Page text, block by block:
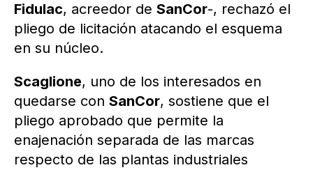
Fidulac, acreedor de SanCor-, rechazó el
pliego de licitación atacando el esquema
en su núcleo.
Scaglione, uno de los interesados en
quedarse con SanCor, sostiene que el
pliego aprobado que permite la
enajenación separada de las marcas
respecto de las plantas industriales